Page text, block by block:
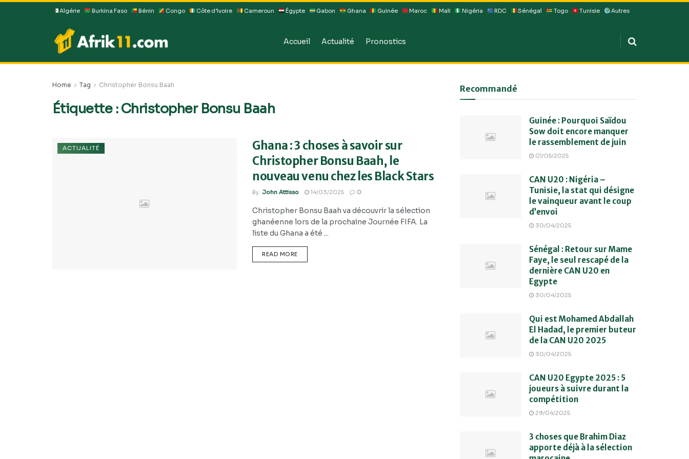
Algérie Burkina Faso Bénin Congo Côte d’Ivoire Cameroun Égypte Gabon Ghana Guinée Maroc Mali Nigéria RDC Sénégal Togo Tunisie Autres
Accueil Actualité Pronostics
Home Tag Christopher Bonsu Baah
Étiquette :Christopher Bonsu Baah
ACTUALITÉ
Ghana : 3 choses à savoir sur
Christopher Bonsu Baah, le
nouveau venu chez les Black Stars
By John Attisso 14/03/2025 0
Christopher Bonsu Baah va découvrir la sélection
ghanéenne lors de la prochaine Journée FIFA. La
liste du Ghana a été ...
READ MORE
Recommandé
Guinée : Pourquoi Saïdou
Sow doit encore manquer
le rassemblement de juin
01/05/2025
CAN U20 : Nigéria –
Tunisie, la stat qui désigne
le vainqueur avant le coup
d’envoi
30/04/2025
Sénégal : Retour sur Mame
Faye, le seul rescapé de la
dernière CAN U20 en
Egypte
30/04/2025
Qui est Mohamed Abdallah
El Hadad, le premier buteur
de la CAN U20 2025
30/04/2025
CAN U20 Egypte 2025 : 5
joueurs à suivre durant la
compétition
29/04/2025
3 choses que Brahim Diaz
apporte déjà à la sélection